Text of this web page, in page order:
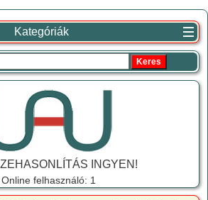
Kategóriák
INGYEN!
Online felhasználó: 1